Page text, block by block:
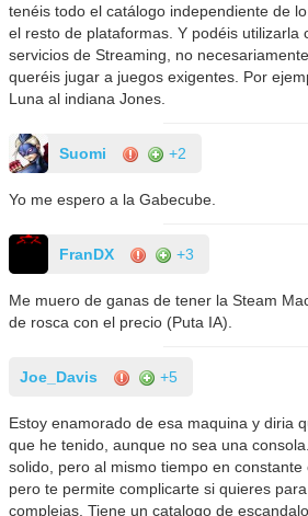
tenéis todo el catálogo independiente de
el resto de plataformas. Y podéis utilizarla
servicios de Streaming, no
queréis jugar a juegos exigentes. Por
Luna al indiana Jones.
Suomi +2
Yo me espero a la Gabecube.
FranDX +3
Me muero de ganas de tener la Steam
de rosca con el precio (Puta IA).
Joe_Davis +5
Estoy enamorado de esa maquina y diria
que he tenido, aunque no sea una
solido, pero al mismo tiempo en constante
pero te permite complicarte si quieres
complejas. Tiene un catalogo de